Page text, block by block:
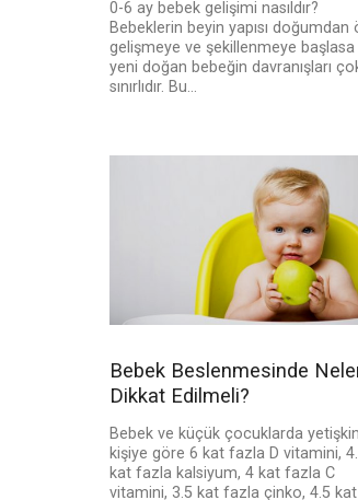
0-6 ay bebek gelişimi nasıldır?
Bebeklerin beyin yapısı doğumdan
gelişmeye ve şekillenmeye başlasa
yeni doğan bebeğin davranışları
sınırlıdır. Bu...
Bebek Beslenmesinde
Dikkat Edilmeli?
Bebek ve küçük çocuklarda
kişiye göre 6 kat fazla D vitamini,
kat fazla kalsiyum, 4 kat fazla C
vitamini, 3.5 kat fazla çinko, 4.5 kat